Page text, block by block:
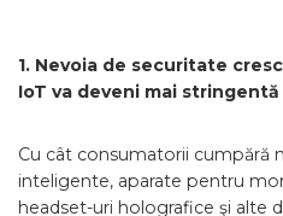
1. Nevoia de securitate
IoT va deveni mai stringentă
Cu cât consumatorii cumpără
inteligente, aparate pentru
headset-uri holografice şi alte